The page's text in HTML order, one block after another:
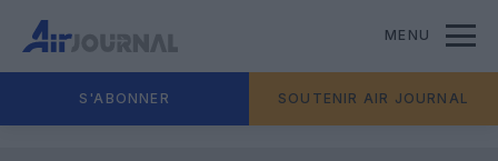
MENU
S'ABONNER SOUTENIR AIR JOURNAL